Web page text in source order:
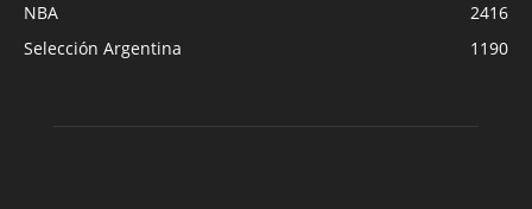
NBA
2416
Selección Argentina
1190